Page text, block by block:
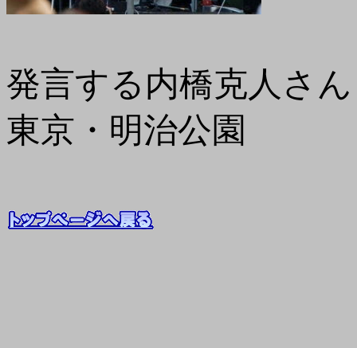
発言する内橋克人さ
東京・明治公園